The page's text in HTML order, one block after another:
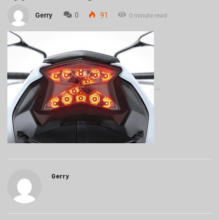
Gerry 0 91 0 minute read
Gerry